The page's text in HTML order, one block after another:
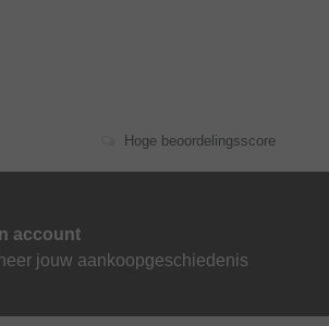
Hoge beoordelingsscore
account
jouw aankoopgeschiedenis